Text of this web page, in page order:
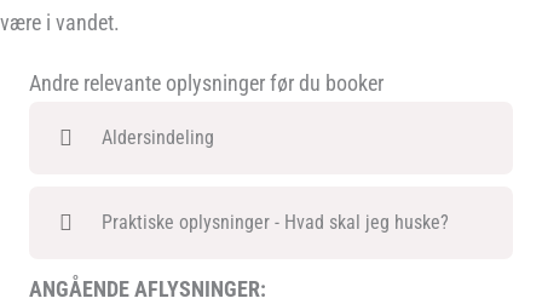
være i vandet.
Andre relevante oplysninger før du booker
Aldersindeling
Praktiske oplysninger - Hvad skal jeg huske?
ANGÅENDE AFLYSNINGER: